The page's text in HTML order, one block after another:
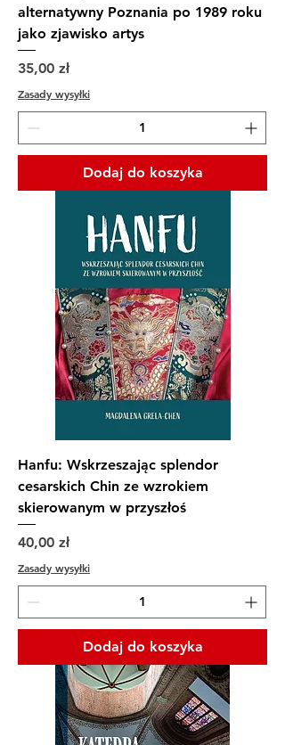
alternatywny Poznania po 1989 roku
jako zjawisko artys
Cena
35,00 zł
Zasady wysyłki
Dodaj do koszyka
Hanfu: Wskrzeszając splendor
cesarskich Chin ze wzrokiem
skierowanym w przyszłoś
Cena
40,00 zł
Zasady wysyłki
Dodaj do koszyka